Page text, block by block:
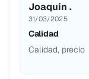
Joaquín .
31/03/2025
Calidad
Calidad, precio